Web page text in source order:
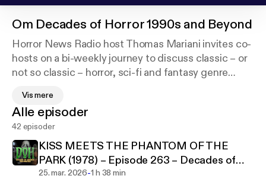
Om Decades of Horror 1990s and Beyond
Horror News Radio host Thomas Mariani invites co-
hosts on a bi-weekly journey to discuss classic – or
not so classic – horror, sci-fi and fantasy genre
Horror 1990s and Beyond will look at films like The
Sixth Sense, Ginger Snaps, Blair Witch Project,
Black Swan, Candyman, Saw and many more.
Everything from meta slashers to mind splitting sci-
fi to twisty ghost stories!
Vis mere
Alle episoder
42 episoder
KISS MEETS THE PHANTOM OF THE
PARK (1978) – Episode 263 – Decades of
Horror 1970s
25. mar. 2026-1 h 38 min